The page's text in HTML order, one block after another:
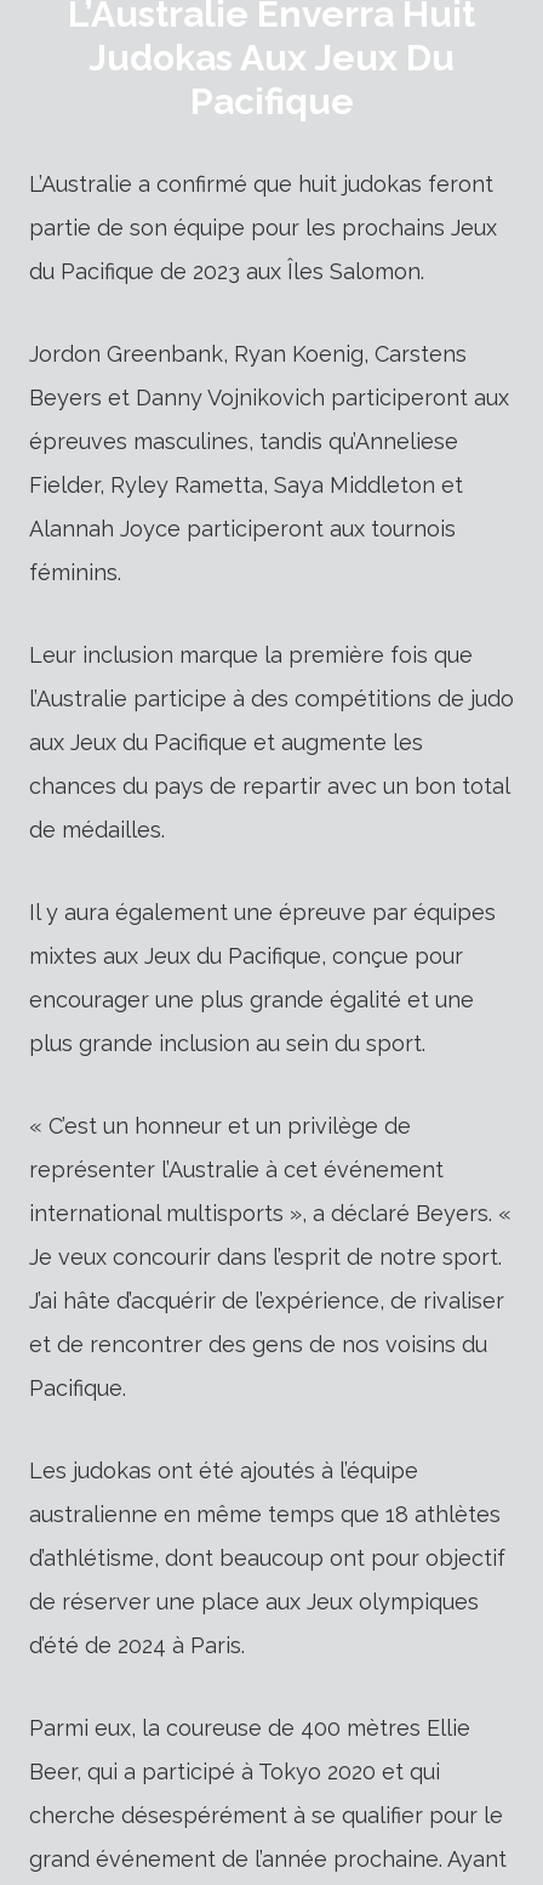
L’Australie Enverra Huit
Judokas Aux Jeux Du
Pacifique
L’Australie a confirmé que huit judokas feront
partie de son équipe pour les prochains Jeux
du Pacifique de 2023 aux Îles Salomon.
Jordon Greenbank, Ryan Koenig, Carstens
Beyers et Danny Vojnikovich participeront aux
épreuves masculines, tandis qu’Anneliese
Fielder, Ryley Rametta, Saya Middleton et
Alannah Joyce participeront aux tournois
féminins.
Leur inclusion marque la première fois que
l’Australie participe à des compétitions de judo
aux Jeux du Pacifique et augmente les
chances du pays de repartir avec un bon total
de médailles.
Il y aura également une épreuve par équipes
mixtes aux Jeux du Pacifique, conçue pour
encourager une plus grande égalité et une
plus grande inclusion au sein du sport.
« C’est un honneur et un privilège de
représenter l’Australie à cet événement
international multisports », a déclaré Beyers. «
Je veux concourir dans l’esprit de notre sport.
J’ai hâte d’acquérir de l’expérience, de rivaliser
et de rencontrer des gens de nos voisins du
Pacifique.
Les judokas ont été ajoutés à l’équipe
australienne en même temps que 18 athlètes
d’athlétisme, dont beaucoup ont pour objectif
de réserver une place aux Jeux olympiques
d’été de 2024 à Paris.
Parmi eux, la coureuse de 400 mètres Ellie
Beer, qui a participé à Tokyo 2020 et qui
cherche désespérément à se qualifier pour le
grand événement de l’année prochaine. Ayant